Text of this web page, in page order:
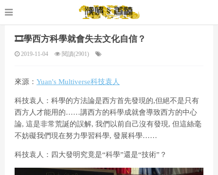
🎞️學西方科學就會失去文化自信？
2019-11-04 閱讀(2901)
來源： Yuan's Multiverse科技袁人
科技袁人：科學的方法論是西方首先發現的,但絕不是只有
西方人才能用的……講西方的科學成就會導致西方的中心
論, 這是非常荒誕的誤解, 我們以前自己沒有發現, 但這絲毫
不妨礙我們現在努力學習科學, 發展科學……
科技袁人：四大發明究竟是“科學”還是“技術”？